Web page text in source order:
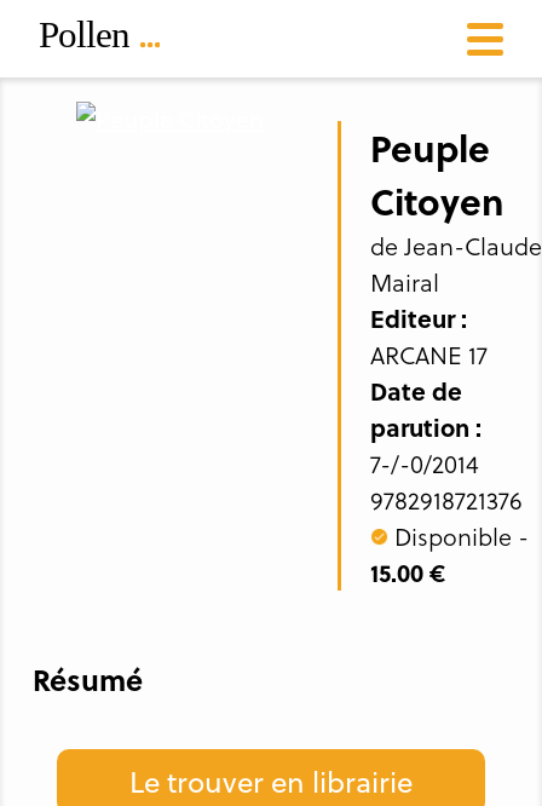
Peuple
Citoyen
de Jean-Claude
Mairal
Editeur :
ARCANE 17
Date de
parution :
7-/-0/2014
9782918721376
Disponible -
15.00 €
Résumé
Le trouver en librairie